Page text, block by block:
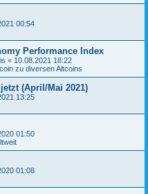
00:54
Performance Index
« 10.08.2021 18:22
zu diversen Altcoins
(April/Mai 2021)
13:25
01:50
01:08